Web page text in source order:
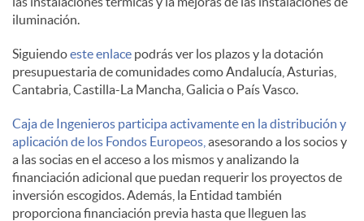
a
l
e
s
iluminación.
Siguiendoeste enlace podrás ver los plazos y la dotación
presupuestaria de comunidades como Andalucía, Asturias,
Cantabria, Castilla-La Mancha, Galicia o País Vasco.
Caja de Ingenieros participa activamente en la distribución y
aplicación de los Fondos Europeos, asesorando a los socios y
a las socias en el acceso a los mismos y analizando la
financiación adicional que puedan requerir los proyectos de
inversión escogidos. Además, la Entidad también
proporciona financiación previa hasta que lleguen las